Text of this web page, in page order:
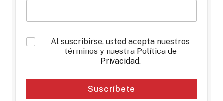
*
Al suscribirse, usted acepta nuestros
términos y nuestra Política de
Privacidad.
Suscríbete